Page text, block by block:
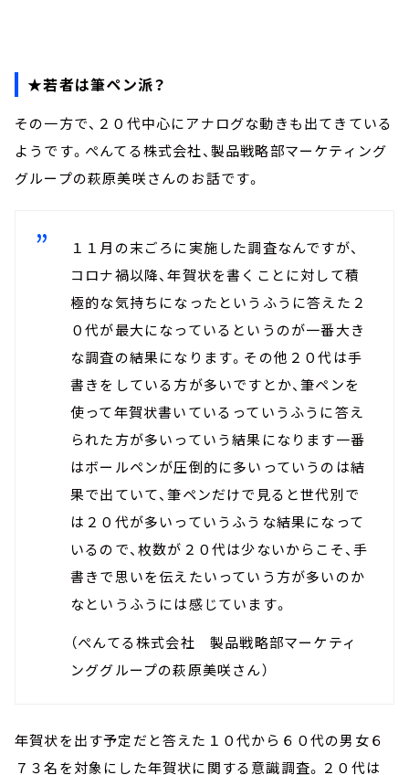
★若者は筆ペン派？
その一方で、２０代中心にアナログな動きも出てきている
ようです。ぺんてる株式会社、製品戦略部マーケティング
グループの萩原美咲さんのお話です。
１１月の末ごろに実施した調査なんですが、
コロナ禍以降、年賀状を書くことに対して積
極的な気持ちになったというふうに答えた２
０代が最大になっているというのが一番大き
な調査の結果になります。その他２０代は手
書きをしている方が多いですとか、筆ペンを
使って年賀状書いているっていうふうに答え
られた方が多いっていう結果になります一番
はボールペンが圧倒的に多いっていうのは結
果で出ていて、筆ペンだけで見ると世代別で
は２０代が多いっていうふうな結果になって
いるので、枚数が２０代は少ないからこそ、手
書きで思いを伝えたいっていう方が多いのか
なというふうには感じています。
（ぺんてる株式会社 製品戦略部マーケティ
ンググループの萩原美咲さん）
年賀状を出す予定だと答えた１０代から６０代の男女６
７３名を対象にした年賀状に関する意識調査。２０代は